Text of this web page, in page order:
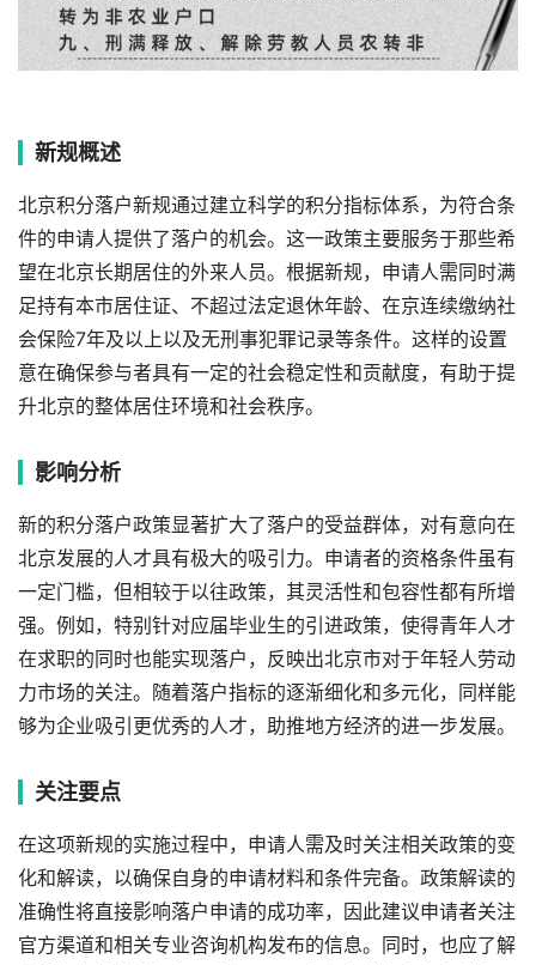
新规概述
北京积分落户新规通过建立科学的积分指标体系，为符合条
件的申请人提供了落户的机会。这一政策主要服务于那些希
望在北京长期居住的外来人员。根据新规，申请人需同时满
足持有本市居住证、不超过法定退休年龄、在京连续缴纳社
会保险7年及以上以及无刑事犯罪记录等条件。这样的设置
意在确保参与者具有一定的社会稳定性和贡献度，有助于提
升北京的整体居住环境和社会秩序。
影响分析
新的积分落户政策显著扩大了落户的受益群体，对有意向在
北京发展的人才具有极大的吸引力。申请者的资格条件虽有
一定门槛，但相较于以往政策，其灵活性和包容性都有所增
强。例如，特别针对应届毕业生的引进政策，使得青年人才
在求职的同时也能实现落户，反映出北京市对于年轻人劳动
力市场的关注。随着落户指标的逐渐细化和多元化，同样能
够为企业吸引更优秀的人才，助推地方经济的进一步发展。
关注要点
在这项新规的实施过程中，申请人需及时关注相关政策的变
化和解读，以确保自身的申请材料和条件完备。政策解读的
准确性将直接影响落户申请的成功率，因此建议申请者关注
官方渠道和相关专业咨询机构发布的信息。同时，也应了解